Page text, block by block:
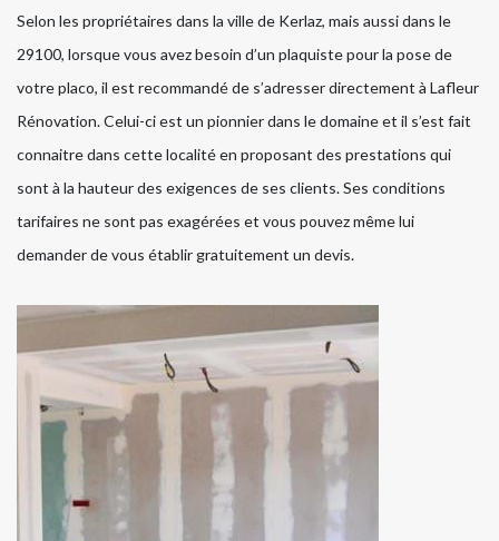
Selon les propriétaires dans la ville de Kerlaz, mais aussi dans le
29100, lorsque vous avez besoin d’un plaquiste pour la pose de
votre placo, il est recommandé de s’adresser directement à Lafleur
Rénovation. Celui-ci est un pionnier dans le domaine et il s’est fait
connaitre dans cette localité en proposant des prestations qui
sont à la hauteur des exigences de ses clients. Ses conditions
tarifaires ne sont pas exagérées et vous pouvez même lui
demander de vous établir gratuitement un devis.